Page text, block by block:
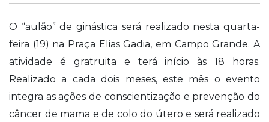
O “aulão” de ginástica será realizado nesta quarta-
feira (19) na Praça Elias Gadia, em Campo Grande. A
atividade é gratruita e terá início às 18 horas.
Realizado a cada dois meses, este mês o evento
integra as ações de conscientização e prevenção do
câncer de mama e de colo do útero e será realizado